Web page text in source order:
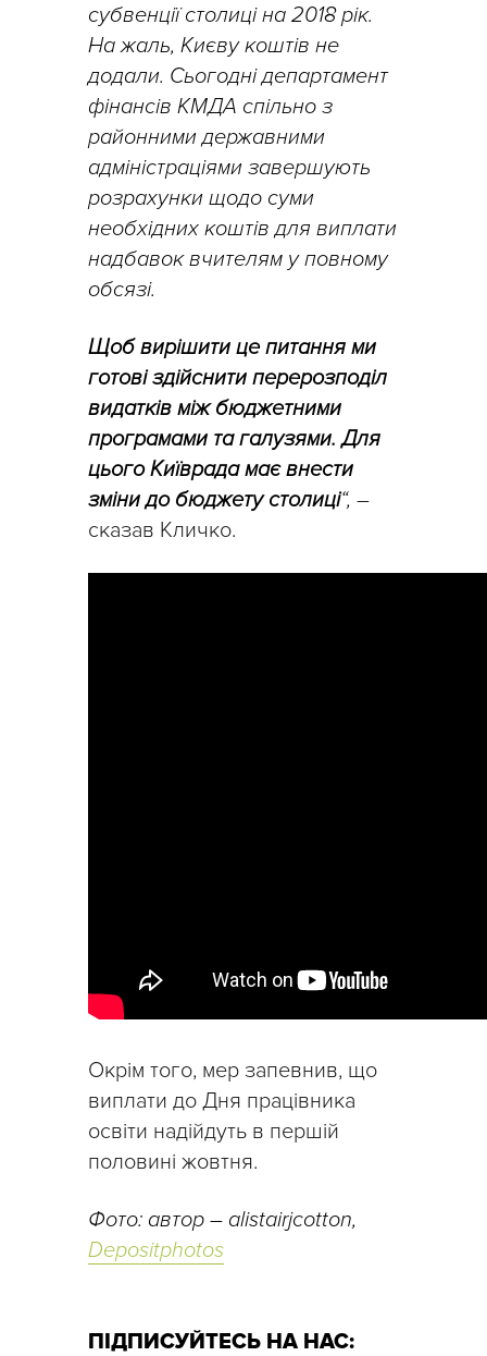
субвенції столиці на 2018 рік.
На жаль, Києву коштів не
додали. Сьогодні департамент
фінансів КМДА спільно з
районними державними
адміністраціями завершують
розрахунки щодо суми
необхідних коштів для виплати
надбавок вчителям у повному
обсязі.
Щоб вирішити це питання ми
готові здійснити перерозподіл
видатків між бюджетними
програмами та галузями. Для
цього Київрада має внести
зміни до бюджету столиці“, –
сказав Кличко.
Окрім того, мер запевнив, що
виплати до Дня працівника
освіти надійдуть в першій
половині жовтня.
Фото: автор – alistairjcotton,
Depositphotos
ПІДПИСУЙТЕСЬ НА НАС: